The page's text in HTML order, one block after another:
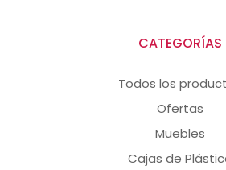
CATEGORÍAS
Todos los
Ofertas
Muebles
Cajas de